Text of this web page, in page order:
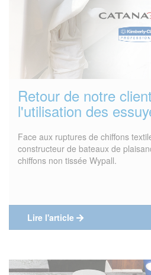
Retour de notre
l'utilisation des
Face aux ruptures de chiffons
constructeur de bateaux de
chiffons non tissée Wypall.
Lire l'article